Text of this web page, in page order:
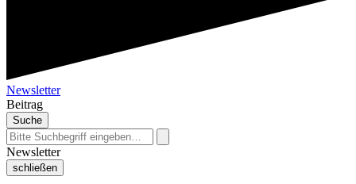
Newsletter
Beitrag
Suche
Newsletter
schließen